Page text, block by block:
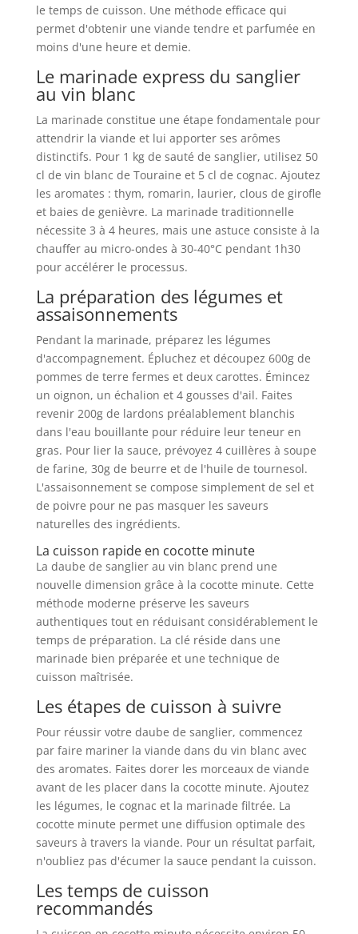
le temps de cuisson. Une méthode efficace qui
permet d'obtenir une viande tendre et parfumée en
moins d'une heure et demie.
Le marinade express du sanglier
au vin blanc
La marinade constitue une étape fondamentale pour
attendrir la viande et lui apporter ses arômes
distinctifs. Pour 1 kg de sauté de sanglier, utilisez 50
cl de vin blanc de Touraine et 5 cl de cognac. Ajoutez
les aromates : thym, romarin, laurier, clous de girofle
et baies de genièvre. La marinade traditionnelle
nécessite 3 à 4 heures, mais une astuce consiste à la
chauffer au micro-ondes à 30-40°C pendant 1h30
pour accélérer le processus.
La préparation des légumes et
assaisonnements
Pendant la marinade, préparez les légumes
d'accompagnement. Épluchez et découpez 600g de
pommes de terre fermes et deux carottes. Émincez
un oignon, un échalion et 4 gousses d'ail. Faites
revenir 200g de lardons préalablement blanchis
dans l'eau bouillante pour réduire leur teneur en
gras. Pour lier la sauce, prévoyez 4 cuillères à soupe
de farine, 30g de beurre et de l'huile de tournesol.
L'assaisonnement se compose simplement de sel et
de poivre pour ne pas masquer les saveurs
naturelles des ingrédients.
La cuisson rapide en cocotte minute
La daube de sanglier au vin blanc prend une
nouvelle dimension grâce à la cocotte minute. Cette
méthode moderne préserve les saveurs
authentiques tout en réduisant considérablement le
temps de préparation. La clé réside dans une
marinade bien préparée et une technique de
cuisson maîtrisée.
Les étapes de cuisson à suivre
Pour réussir votre daube de sanglier, commencez
par faire mariner la viande dans du vin blanc avec
des aromates. Faites dorer les morceaux de viande
avant de les placer dans la cocotte minute. Ajoutez
les légumes, le cognac et la marinade filtrée. La
cocotte minute permet une diffusion optimale des
saveurs à travers la viande. Pour un résultat parfait,
n'oubliez pas d'écumer la sauce pendant la cuisson.
Les temps de cuisson
recommandés